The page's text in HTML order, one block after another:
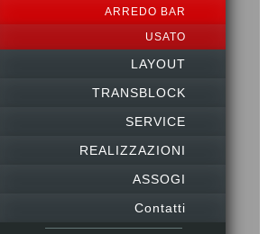
ARREDO BAR
USATO
LAYOUT
TRANSBLOCK
SERVICE
REALIZZAZIONI
ASSOGI
Contatti